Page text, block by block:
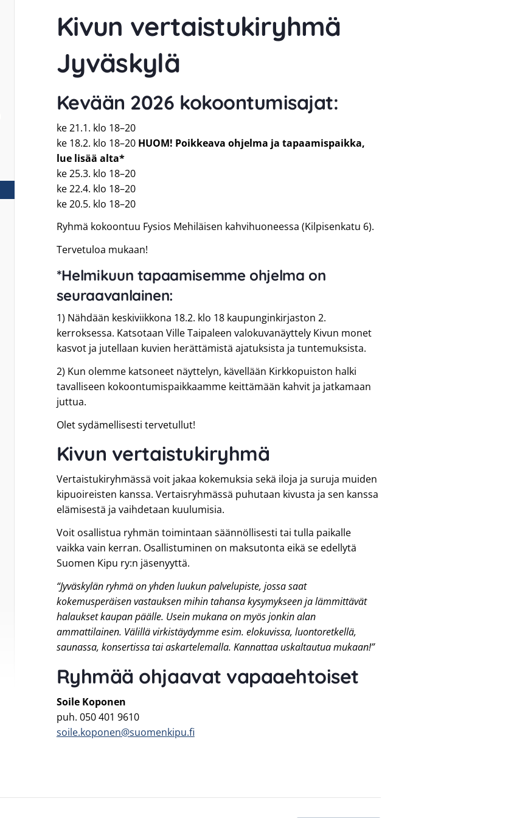
Kivun vertaistukiryhmä
Jyväskylä
Kevään 2026 kokoontumisajat:
ke 21.1. klo 18–20
ke 18.2. klo 18–20 HUOM! Poikkeava ohjelma ja tapaamispaikka,
lue lisää alta*
ke 25.3. klo 18–20
ke 22.4. klo 18–20
ke 20.5. klo 18–20
Ryhmä kokoontuu Fysios Mehiläisen kahvihuoneessa (Kilpisenkatu 6).
Tervetuloa mukaan!
*Helmikuun tapaamisemme ohjelma on
seuraavanlainen:
1) Nähdään keskiviikkona 18.2. klo 18 kaupunginkirjaston 2.
kerroksessa. Katsotaan Ville Taipaleen valokuvanäyttely Kivun monet
kasvot ja jutellaan kuvien herättämistä ajatuksista ja tuntemuksista.
2) Kun olemme katsoneet näyttelyn, kävellään Kirkkopuiston halki
tavalliseen kokoontumispaikkaamme keittämään kahvit ja jatkamaan
juttua.
Olet sydämellisesti tervetullut!
Kivun vertaistukiryhmä
Vertaistukiryhmässä voit jakaa kokemuksia sekä iloja ja suruja muiden
kipuoireisten kanssa. Vertaisryhmässä puhutaan kivusta ja sen kanssa
elämisestä ja vaihdetaan kuulumisia.
Voit osallistua ryhmän toimintaan säännöllisesti tai tulla paikalle
vaikka vain kerran. Osallistuminen on maksutonta eikä se edellytä
Suomen Kipu ry:n jäsenyyttä.
“Jyväskylän ryhmä on yhden luukun palvelupiste, jossa saat
kokemusperäisen vastauksen mihin tahansa kysymykseen ja lämmittävät
halaukset kaupan päälle. Usein mukana on myös jonkin alan
ammattilainen. Välillä virkistäydymme esim. elokuvissa, luontoretkellä,
saunassa, konsertissa tai askartelemalla. Kannattaa uskaltautua mukaan!”
Ryhmää ohjaavat vapaaehtoiset
Soile Koponen
puh. 050 401 9610
soile.koponen@suomenkipu.fi